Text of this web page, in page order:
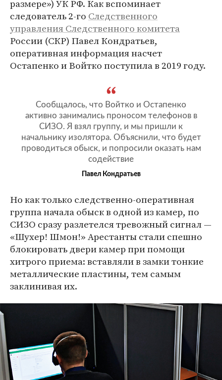
размере») УК РФ. Как вспоминает
следователь 2-го Следственного
управления Следственного комитета
России (СКР) Павел Кондратьев,
оперативная информация насчет
Остапенко и Войтко поступила в 2019 году.
Сообщалось, что Войтко и Остапенко
активно занимались проносом телефонов в
СИЗО. Я взял группу, и мы пришли к
начальнику изолятора. Объяснили, что будет
проводиться обыск, и попросили оказать нам
содействие
Павел Кондратьев
Но как только следственно-оперативная
группа начала обыск в одной из камер, по
СИЗО сразу разлетелся тревожный сигнал —
«Шухер! Шмон!» Арестанты стали спешно
блокировать двери камер при помощи
хитрого приема: вставляли в замки тонкие
металлические пластины, тем самым
заклинивая их.